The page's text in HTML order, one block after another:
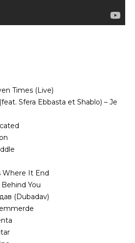
Times (Live)
Sfera Ebbasta et Shablo) – Je
Where It End
You
(Dubadav)